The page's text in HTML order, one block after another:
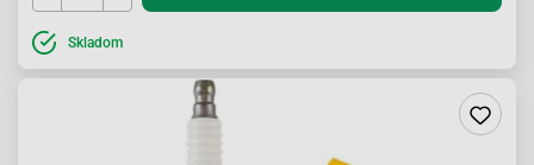
Skladom